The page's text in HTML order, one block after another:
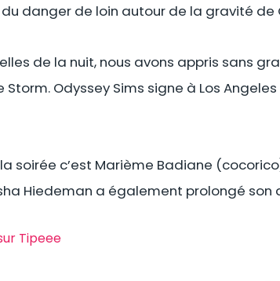
danger de loin autour de la gravité de
de la nuit, nous avons appris sans
Odyssey Sims signe à Los
soirée c’est Marième Badiane
Hiedeman a également prolongé son
Tipeee